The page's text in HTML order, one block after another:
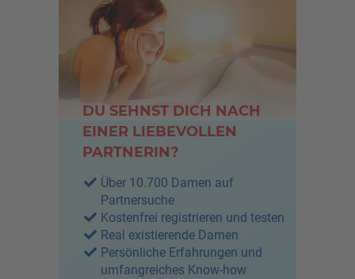
DU SEHNST DICH NACH
EINER LIEBEVOLLEN
PARTNERIN?
Über 10.700 Damen auf
Partnersuche
Kostenfrei registrieren und testen
Real existierende Damen
Persönliche Erfahrungen und
umfangreiches Know-how